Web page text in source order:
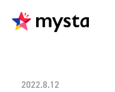
2022.8.12